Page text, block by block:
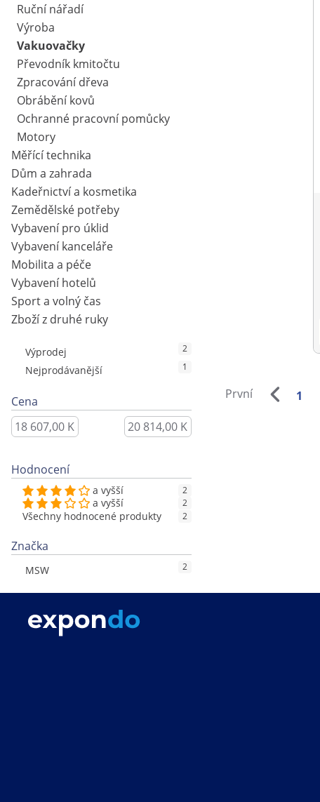
Ruční nářadí
Výroba
Vakuovačky
Převodník kmitočtu
Zpracování dřeva
Obrábění kovů
Ochranné pracovní pomůcky
Motory
Měřící technika
Dům a zahrada
Kadeřnictví a kosmetika
Zemědělské potřeby
Vybavení pro úklid
Vybavení kanceláře
Mobilita a péče
Vybavení hotelů
Sport a volný čas
Zboží z druhé ruky
Výprodej 2
Nejprodávanější 1
Cena
Hodnocení
a vyšší 2
a vyšší 2
Všechny hodnocené produkty 2
Značka
MSW 2
První 1